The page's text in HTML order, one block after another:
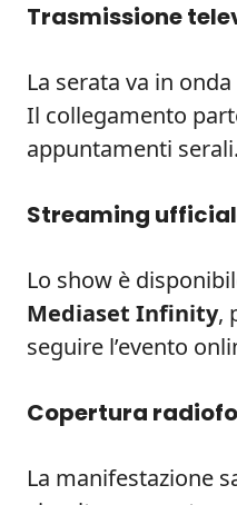
Trasmissione
La serata va in
Il collegamento
appuntamenti serali.
Streaming
Lo show è
Mediaset Infinity,
seguire l’evento
Copertura
La manifestazione